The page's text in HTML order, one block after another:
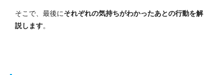
そこで、最後にそれぞれの気持ちがわかったあとの行動を解
説します。